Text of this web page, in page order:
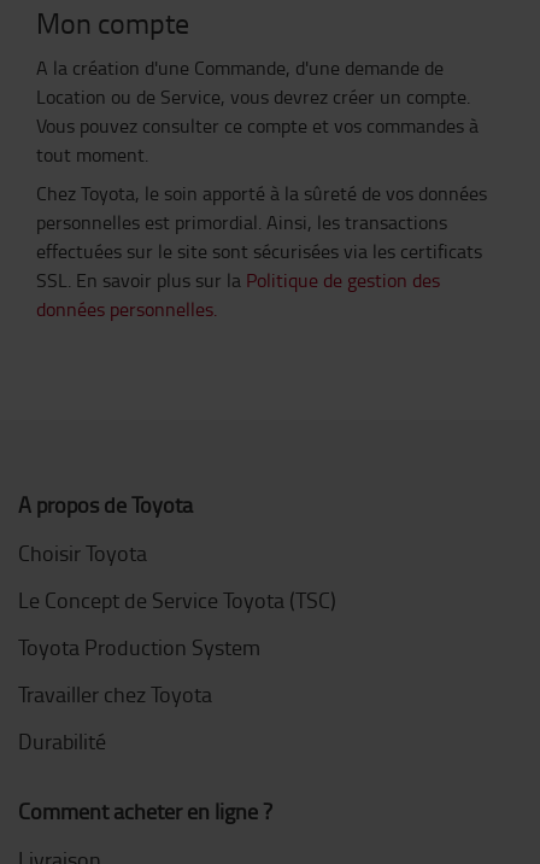
Mon compte
A la création d'une Commande, d'une demande de
Location ou de Service, vous devrez créer un compte.
Vous pouvez consulter ce compte et vos commandes à
tout moment.
Chez Toyota, le soin apporté à la sûreté de vos données
personnelles est primordial. Ainsi, les transactions
effectuées sur le site sont sécurisées via les certificats
SSL. En savoir plus sur la Politique de gestion des
données personnelles.
A propos de Toyota
Choisir Toyota
Le Concept de Service Toyota (TSC)
Toyota Production System
Travailler chez Toyota
Durabilité
Comment acheter en ligne ?